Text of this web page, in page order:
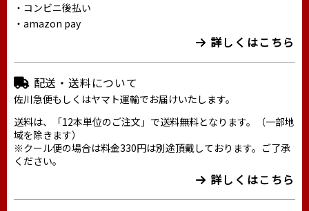
・コンビニ後払い
・amazon pay
詳しくはこちら
配送・送料について
佐川急便もしくはヤマト運輸でお届けいたします。
送料は、「12本単位のご注文」で送料無料となります。（一部地
域を除きます）
※クール便の場合は料金330円は別途頂戴しております。ご了承
ください。
詳しくはこちら